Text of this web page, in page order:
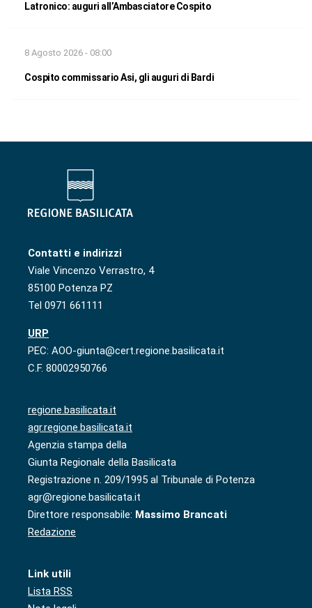
Latronico: auguri all’Ambasciatore Cospito
8 Agosto 2026 - 08:00
Cospito commissario Asi, gli auguri di Bardi
Contatti e indirizzi
Viale Vincenzo Verrastro, 4
85100 Potenza PZ
Tel 0971 661111
URP
PEC: AOO-giunta@cert.regione.basilicata.it
C.F. 80002950766
regione.basilicata.it
agr.regione.basilicata.it
Agenzia stampa della
Giunta Regionale della Basilicata
Registrazione n. 209/1995 al Tribunale di Potenza
agr@regione.basilicata.it
Direttore responsabile: Massimo Brancati
Redazione
Link utili
Lista RSS